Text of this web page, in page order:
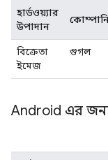
হার্ডওয়্যার
উপাদান
বিক্রেতা
ইমেজ
গুগল
Android এর জন্য